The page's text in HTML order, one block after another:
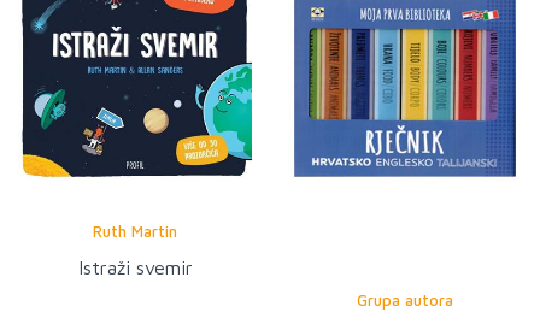
Ruth Martin
Istraži svemir
Grupa autora